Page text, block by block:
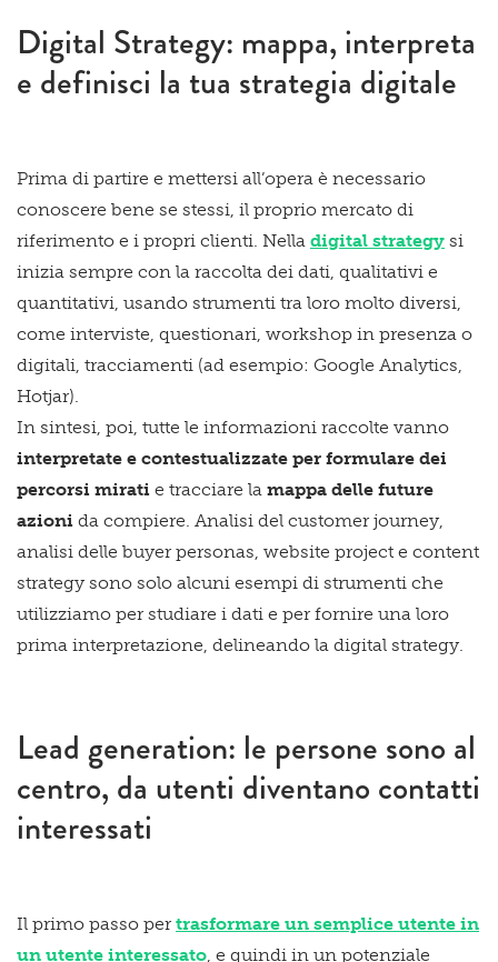
Digital Strategy: mappa, interpreta
e definisci la tua strategia digitale
Prima di partire e mettersi all’opera è necessario
conoscere bene se stessi, il proprio mercato di
riferimento e i propri clienti. Nella digital strategy si
inizia sempre con la raccolta dei dati, qualitativi e
quantitativi, usando strumenti tra loro molto diversi,
come interviste, questionari, workshop in presenza o
digitali, tracciamenti (ad esempio: Google Analytics,
Hotjar).
In sintesi, poi, tutte le informazioni raccolte vanno
interpretate e contestualizzate per formulare dei
percorsi mirati e tracciare la mappa delle future
azioni da compiere. Analisi del customer journey,
analisi delle buyer personas, website project e content
strategy sono solo alcuni esempi di strumenti che
utilizziamo per studiare i dati e per fornire una loro
prima interpretazione, delineando la digital strategy.
Lead generation: le persone sono al
centro, da utenti diventano contatti
interessati
Il primo passo per trasformare un semplice utente in
un utente interessato, e quindi in un potenziale